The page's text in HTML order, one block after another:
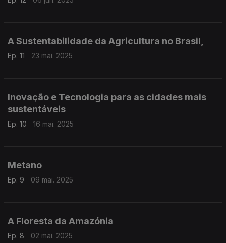
A Sustentabilidade da Agricultura no Brasil,
Ep. 11 23 mai. 2025
Inovação e Tecnologia para as cidades mais
sustentáveis
Ep. 10 16 mai. 2025
Metano
Ep. 9 09 mai. 2025
A Floresta da Amazónia
Ep. 8 02 mai. 2025